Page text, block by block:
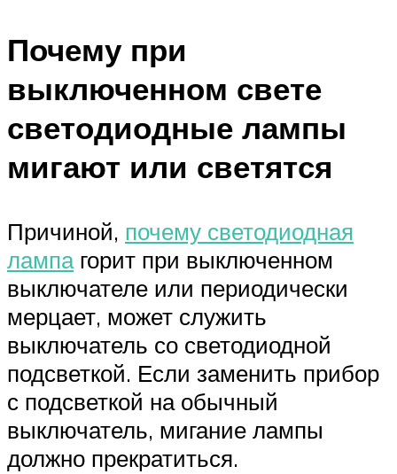
Почему при
выключенном свете
светодиодные лампы
мигают или светятся
Причиной, почему светодиодная
лампагорит при выключенном
выключателе или периодически
мерцает, может служить
выключатель со светодиодной
подсветкой. Если заменить прибор
с подсветкой на обычный
выключатель, мигание лампы
должно прекратиться.